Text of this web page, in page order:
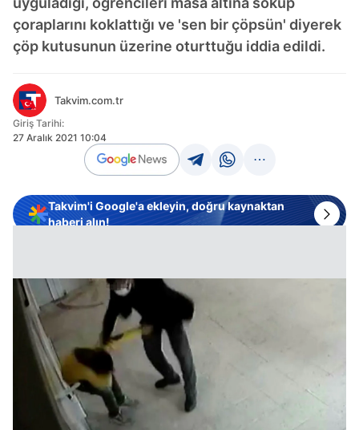
çoraplarını koklattığı ve 'sen bir çöpsün' diyerek
çöp kutusunun üzerine oturttuğu iddia edildi.
Takvim.com.tr
Giriş Tarihi:
27 Aralık 2021 10:04
Takvim'i Google'a ekleyin, doğru kaynaktan
haberi alın!